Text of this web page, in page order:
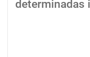
determinadas